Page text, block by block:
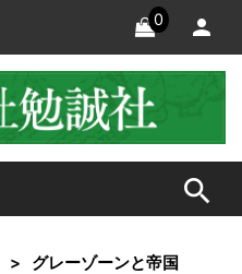
0
search
グレーゾーンと帝国